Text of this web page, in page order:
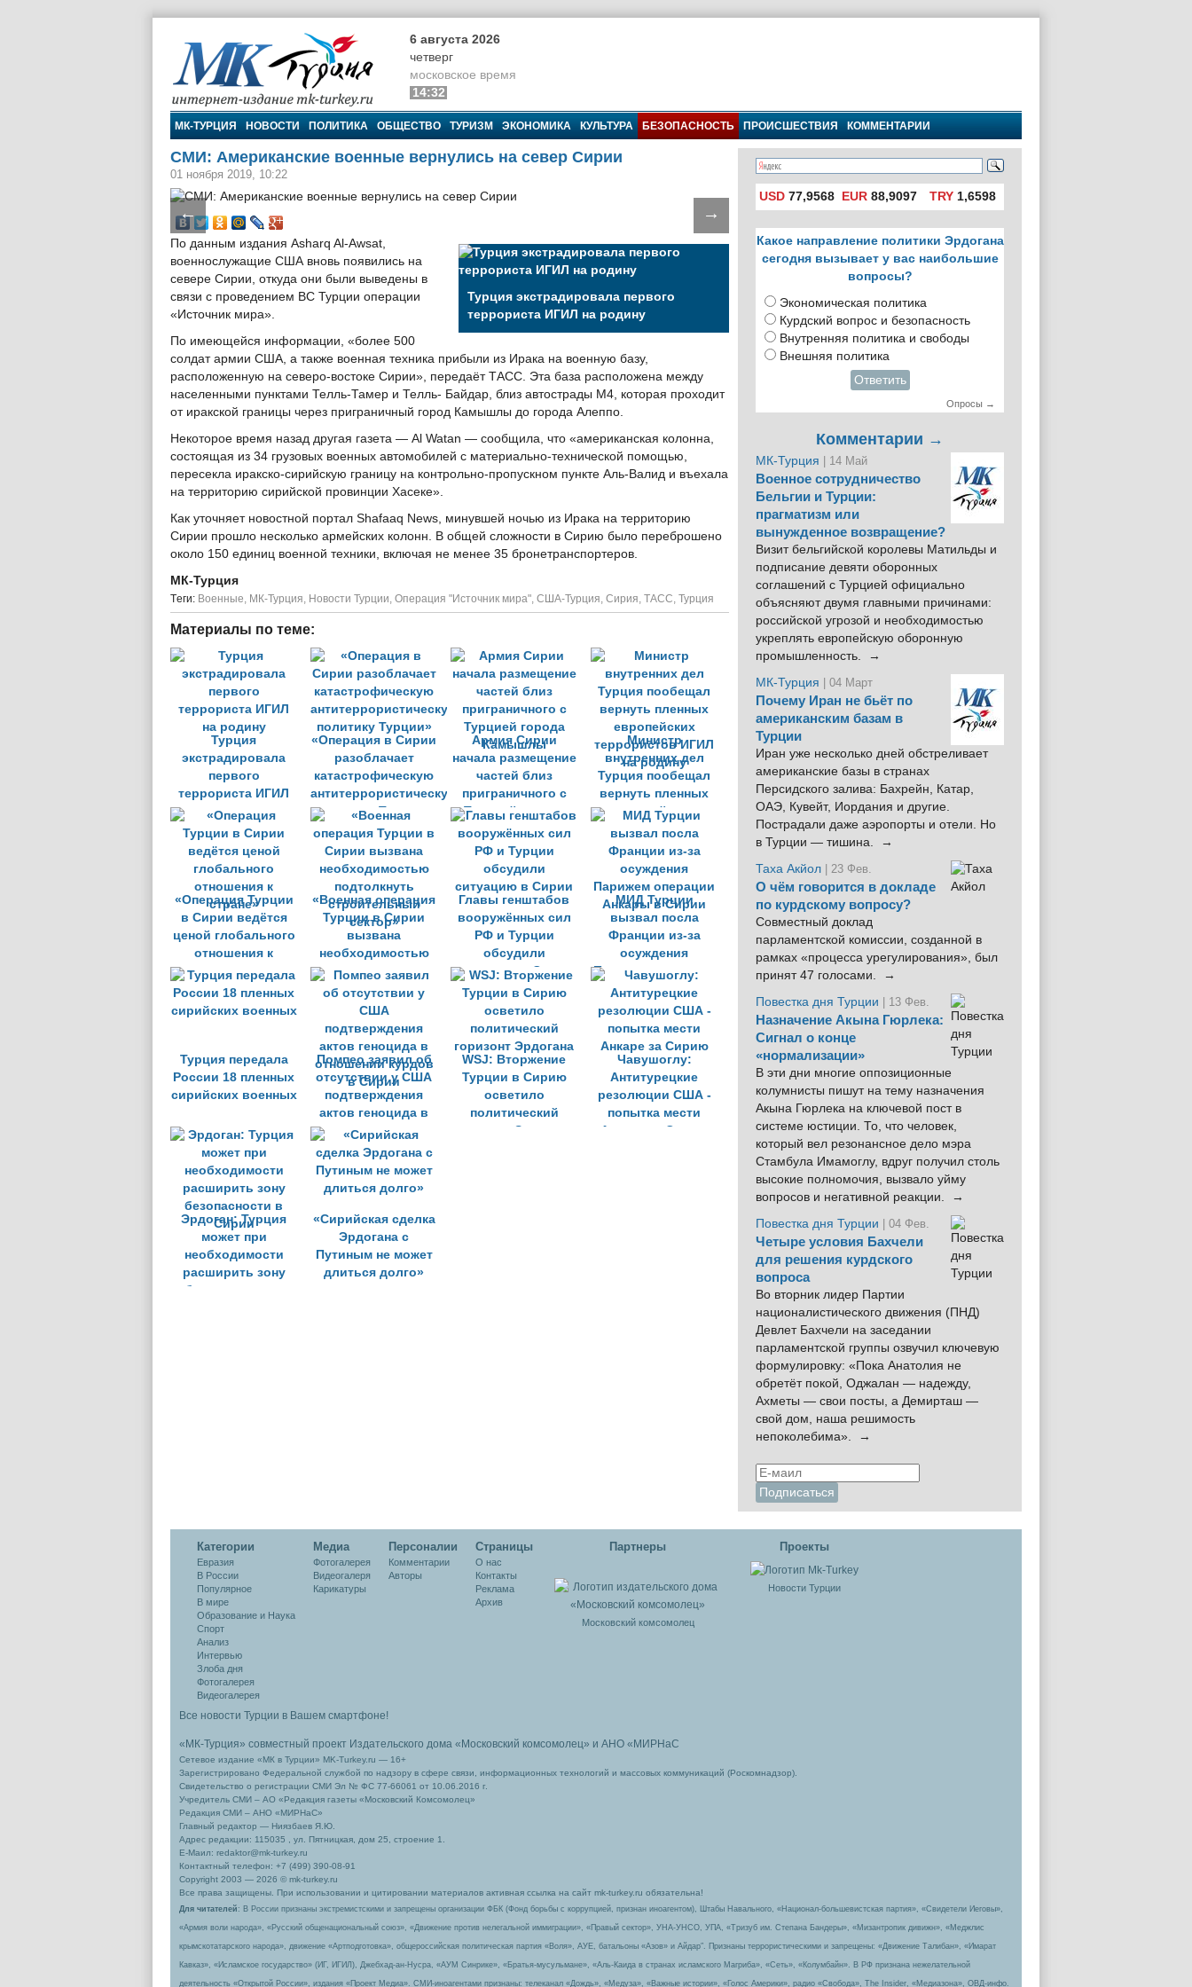
МК-Турция
6 августа 2026
четверг
московское время
14:32
МК-ТУРЦИЯ НОВОСТИ ПОЛИТИКА ОБЩЕСТВО ТУРИЗМ ЭКОНОМИКА КУЛЬТУРА БЕЗОПАСНОСТЬ ПРОИСШЕСТВИЯ КОММЕНТАРИИ
СМИ: Американские военные вернулись на север Сирии
01 ноября 2019, 10:22
← →
Турция экстрадировала первого
террориста ИГИЛ на родину
По данным издания Asharq Al-Awsat,
военнослужащие США вновь появились на
севере Сирии, откуда они были выведены в
связи с проведением ВС Турции операции
«Источник мира».
По имеющейся информации, «более 500
солдат армии США, а также военная техника прибыли из Ирака на военную базу,
расположенную на северо-востоке Сирии», передаёт ТАСС. Эта база расположена между
населенными пунктами Телль-Тамер и Телль- Байдар, близ автострады М4, которая проходит
от иракской границы через приграничный город Камышлы до города Алеппо.
Некоторое время назад другая газета — Al Watan — сообщила, что «американская колонна,
состоящая из 34 грузовых военных автомобилей с материально-технической помощью,
пересекла иракско-сирийскую границу на контрольно-пропускном пункте Аль-Валид и въехала
на территорию сирийской провинции Хасеке».
Как уточняет новостной портал Shafaaq News, минувшей ночью из Ирака на территорию
Сирии прошло несколько армейских колонн. В общей сложности в Сирию было переброшено
около 150 единиц военной техники, включая не менее 35 бронетранспортеров.
МК-Турция
Tеги: Военные, МК-Турция, Новости Турции, Операция "Источник мира", США-Турция, Сирия, ТАСС, Турция
Материалы по теме:
Турция
экстрадировала
первого
террориста ИГИЛ
на родину
«Операция в Сирии
разоблачает
катастрофическую
антитеррористическую
политику Турции»
Армия Сирии
начала размещение
частей близ
приграничного с
Турцией города
Камышлы
Министр
внутренних дел
Турция пообещал
вернуть пленных
европейских
террористов ИГИЛ
на родину
«Операция Турции
в Сирии ведётся
ценой глобального
отношения к
стране»
«Военная операция
Турции в Сирии
вызвана
необходимостью
подтолкнуть
строительный
сектор»
Главы генштабов
вооружённых сил
РФ и Турции
обсудили
ситуацию в Сирии
МИД Турции
вызвал посла
Франции из-за
осуждения
Парижем операции
Анкары в Сирии
Турция передала
России 18 пленных
сирийских военных
Помпео заявил об
отсутствии у США
подтверждения
актов геноцида в
отношении курдов
в Сирии
WSJ: Вторжение
Турции в Сирию
осветило
политический
горизонт Эрдогана
Чавушоглу:
Антитурецкие
резолюции США -
попытка мести
Анкаре за Сирию
Эрдоган: Турция
может при
необходимости
расширить зону
безопасности в
«Сирийская сделка
Эрдогана с
Путиным не может
длиться долго»
USD 77,9568 EUR 88,9097 TRY1,6598
Какое направление политики Эрдогана
сегодня вызывает у вас наибольшие
вопросы?
Экономическая политика
Курдский вопрос и безопасность
Внутренняя политика и свободы
Внешняя политика
Ответить
Опросы →
Комментарии →
МК-Турция | 14 Май
Военное сотрудничество
Бельгии и Турции:
прагматизм или
вынужденное возвращение?
Визит бельгийской королевы Матильды и
подписание девяти оборонных
соглашений с Турцией официально
объясняют двумя главными причинами:
российской угрозой и необходимостью
укреплять европейскую оборонную
промышленность. →
МК-Турция
| 04 Март
Почему Иран не бьёт по
американским базам в
Турции
Иран уже несколько дней обстреливает
американские базы в странах
Персидского залива: Бахрейн, Катар,
ОАЭ, Кувейт, Иордания и другие.
Пострадали даже аэропорты и отели. Но
в Турции — тишина. →
Таха Акйол | 23 Фев.
О чём говорится в докладе
по курдскому вопросу?
Совместный доклад
парламентской комиссии, созданной в
рамках «процесса урегулирования», был
принят 47 голосами. →
Повестка дня Турции
| 13 Фев.
Назначение Акына Гюрлека:
Сигнал о конце
«нормализации»
В эти дни многие оппозиционные
колумнисты пишут на тему назначения
Акына Гюрлека на ключевой пост в
системе юстиции. То, что человек,
который вел резонансное дело мэра
Стамбула Имамоглу, вдруг получил столь
высокие полномочия, вызвало уйму
вопросов и негативной реакции. →
Повестка дня Турции
| 04 Фев.
Четыре условия Бахчели
для решения курдского
вопроса
Во вторник лидер Партии
националистического движения (ПНД)
Девлет Бахчели на заседании
парламентской группы озвучил ключевую
формулировку: «Пока Анатолия не
обретёт покой, Оджалан — надежду,
Ахметы — свои посты, а Демирташ —
свой дом, наша решимость
непоколебима». →
Категории
Евразия
В России
Популярное
В мире
Образование и Наука
Спорт
Анализ
Интервью
Злоба дня
Фотогалерея
Видеогалерея
Медиа
Фотогалерея
Видеогалеря
Карикатуры
Персоналии
Комментарии
Авторы
Cтраницы
О нас
Контакты
Реклама
Архив
Партнеры
Московский комсомолец
Проекты
Новости Турции
Все новости Турции в Вашем смартфоне!
«МК-Турция» совместный проект Издательского дома «Московский комсомолец» и АНО «МИРНаС
Сетевое издание «МК в Турции» MK-Turkey.ru — 16+
Зарегистрировано Федеральной службой по надзору в сфере связи, информационных технологий и массовых коммуникаций (Роскомнадзор).
Свидетельство о регистрации СМИ Эл № ФС 77-66061 от 10.06.2016 г.
Учредитель СМИ – АО «Редакция газеты «Московский Комсомолец»
Редакция СМИ – АНО «МИРНаС»
Главный редактор — Ниязбаев Я.Ю.
Адрес редакции: 115035 , ул. Пятницкая, дом 25, строение 1.
Е-Маил: redaktor@mk-turkey.ru
Контактный телефон: +7 (499) 390-08-91
Copyright 2003 — 2026 © mk-turkey.ru
Все права защищены. При использовании и цитировании материалов активная ссылка на сайт mk-turkey.ru обязательна!
Для читателей : В России признаны экстремистскими и запрещены организации ФБК (Фонд борьбы с коррупцией, признан иноагентом), Штабы Навального, «Национал-большевистская партия», «Свидетели Иеговы»,
«Армия воли народа», «Русский общенациональный союз», «Движение против нелегальной иммиграции», «Правый сектор», УНА-УНСО, УПА, «Тризуб им. Степана Бандеры», «Мизантропик дивижн», «Меджлис
крымскотатарского народа», движение «Артподготовка», общероссийская политическая партия «Воля», АУЕ, батальоны «Азов» и Айдар″. Признаны террористическими и запрещены: «Движение Талибан», «Имарат
Кавказ», «Исламское государство» (ИГ, ИГИЛ), Джебхад-ан-Нусра, «АУМ Синрике», «Братья-мусульмане», «Аль-Каида в странах исламского Магриба», «Сеть», «Колумбайн». В РФ признана нежелательной
деятельность «Открытой России», издания «Проект Медиа». СМИ-иноагентами признаны: телеканал «Дождь», «Медуза», «Важные истории», «Голос Америки», радио «Свобода», The Insider, «Медиазона», ОВД-инфо.